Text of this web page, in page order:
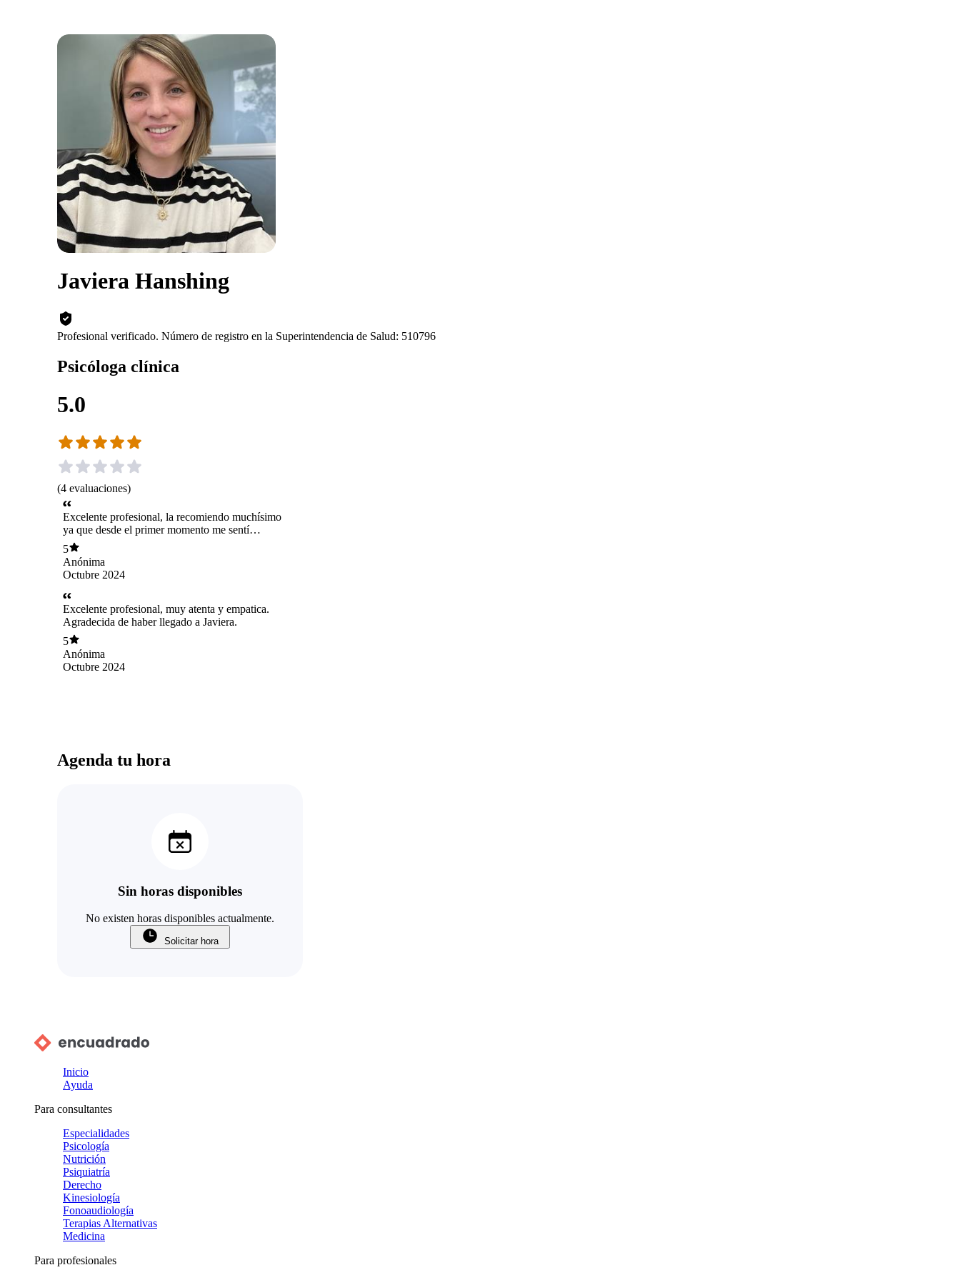
Javiera Hanshing
Profesional verificado. Número de registro en la Superintendencia de Salud: 510796
Psicóloga clínica
5.0
(4 evaluaciones)
Excelente profesional, la recomiendo muchísimo
ya que desde el primer momento me sentí
seguro y escuchado, he ido con otros
profesionales antes y la verdad que el enfoque y
dedicación de Javiera es genial, muy agradecido
por su atención!
5
Anónima
Octubre 2024
Excelente profesional, muy atenta y empatica.
Agradecida de haber llegado a Javiera.
5
Anónima
Octubre 2024
Agenda tu hora
Sin horas disponibles
No existen horas disponibles actualmente.
Solicitar hora
Inicio
Ayuda
Para consultantes
Especialidades
Psicología
Nutrición
Psiquiatría
Derecho
Kinesiología
Fonoaudiología
Terapias Alternativas
Medicina
Para profesionales